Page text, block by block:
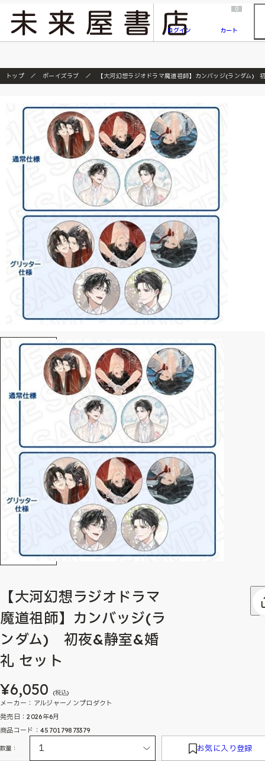
『ONE PIECE magazine 021 ONE PIECEカード付き同梱版』発売延期のご案内
ログイン
0
カート
トップ ボーイズラブ 【大河幻想ラジオドラマ魔道祖師】カンバッジ(ランダム)
【大河幻想ラジオドラマ
魔道祖師】カンバッジ(ラ
ンダム) 初夜&静室&婚
礼 セット
¥6,050 (税込)
メーカー：アルジャーノンプロダクト
発売日：2026年6月
商品コード：4570179873379
数量： お気に入り登録